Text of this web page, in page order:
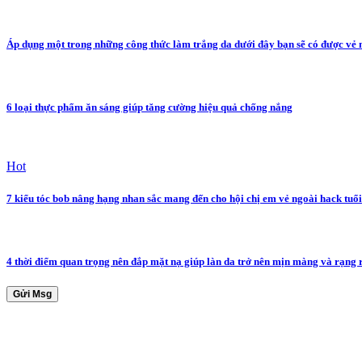
Áp dụng một trong những công thức làm trắng da dưới đây bạn sẽ có được vẻ
6 loại thực phẩm ăn sáng giúp tăng cường hiệu quả chống nắng
Hot
7 kiểu tóc bob nâng hạng nhan sắc mang đến cho hội chị em vẻ ngoài hack tuổi
4 thời điểm quan trọng nên đắp mặt nạ giúp làn da trở nên mịn màng và rạng
Gửi Msg